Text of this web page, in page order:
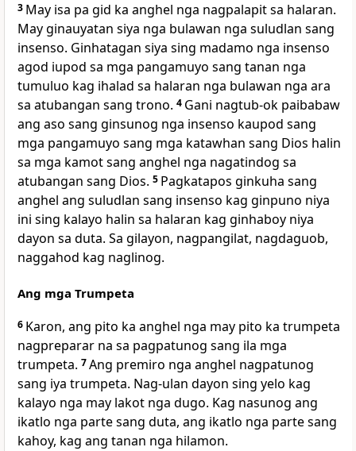
3 May isa pa gid ka anghel nga nagpalapit sa halaran.
May ginauyatan siya nga bulawan nga suludlan sang
insenso. Ginhatagan siya sing madamo nga insenso
agod iupod sa mga pangamuyo sang tanan nga
tumuluo kag ihalad sa halaran nga bulawan nga ara
sa atubangan sang trono. 4 Gani nagtub-ok paibabaw
ang aso sang ginsunog nga insenso kaupod sang
mga pangamuyo sang mga katawhan sang Dios halin
sa mga kamot sang anghel nga nagatindog sa
atubangan sang Dios. 5 Pagkatapos ginkuha sang
anghel ang suludlan sang insenso kag ginpuno niya
ini sing kalayo halin sa halaran kag ginhaboy niya
dayon sa duta. Sa gilayon, nagpangilat, nagdaguob,
naggahod kag naglinog.
Ang mga Trumpeta
6 Karon, ang pito ka anghel nga may pito ka trumpeta
nagpreparar na sa pagpatunog sang ila mga
trumpeta. 7Ang premiro nga anghel nagpatunog
sang iya trumpeta. Nag-ulan dayon sing yelo kag
kalayo nga may lakot nga dugo. Kag nasunog ang
ikatlo nga parte sang duta, ang ikatlo nga parte sang
kahoy, kag ang tanan nga hilamon.